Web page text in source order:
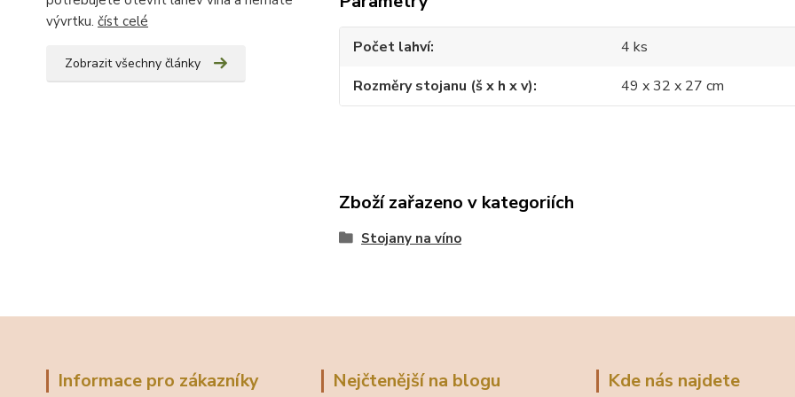
vývrtku. číst celé
Zobrazit všechny články
Počet lahví
4 ks
Rozměry stojanu (š x h x v)
49 x 32 x 27 cm
Zboží zařazeno v kategoriích
Stojany na víno
Informace pro zákazníky Nejčtenější na blogu Kde nás najdete